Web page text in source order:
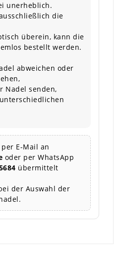
unerheblich.
die
überein, kann die
bestellt werden.
abweichen oder
Nadel senden,
E-Mail an
oder per WhatsApp
übermittelt
der Auswahl der